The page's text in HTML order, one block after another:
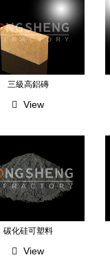
三級高鋁磚
View
碳化硅可塑料
View